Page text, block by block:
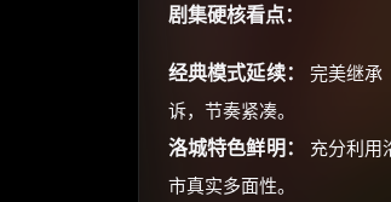
剧集硬核看点：
经典模式延续： 完美继承
诉，节奏紧凑。
洛城特色鲜明：
充分利用
市真实多面性。